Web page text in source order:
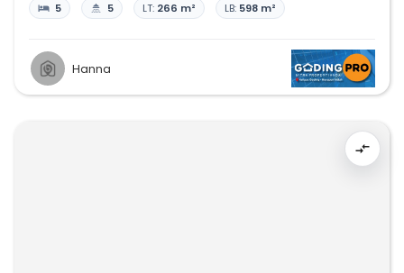
5 5 LT: 266 m² LB: 598 m²
Hanna